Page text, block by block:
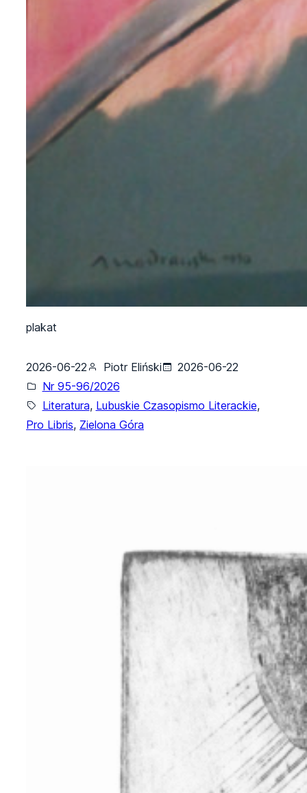
plakat
2026-06-22 Piotr Eliński
2026-06-22
Nr 95-96/2026
Literatura, Lubuskie Czasopismo Literackie,
Pro Libris, Zielona Góra